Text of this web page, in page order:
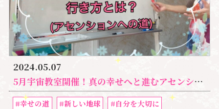
2024.05.07
5月宇宙教室開催！真の幸せへと進むアセンションへの道とは
#幸せの道 #新しい地球
#自分を大切に